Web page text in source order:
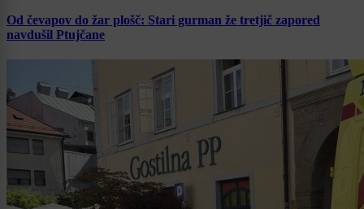
Od čevapov do žar plošč: Stari gurman že tretjič zapored
navdušil Ptujčane